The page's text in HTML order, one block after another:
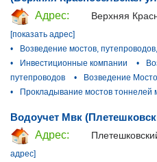
Адрес:
Верхняя
[показать адрес]
•
Возведение мостов,
•
Инвестиционные компании •
путепроводов
•
Возведение
•
Прокладывание мостов тоннелей
Водоучет Мвк
Адрес:
адрес]